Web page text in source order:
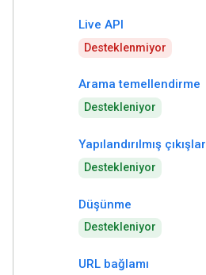
Live API
Desteklenmiyor
Arama temellendirme
Destekleniyor
Yapılandırılmış çıkışlar
Destekleniyor
Düşünme
Destekleniyor
URL bağlamı